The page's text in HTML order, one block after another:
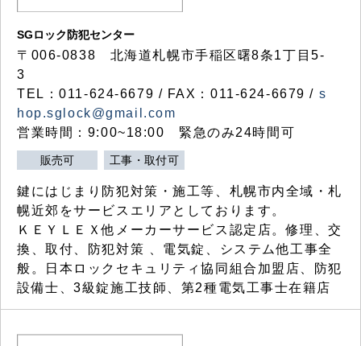
SGロック防犯センター
〒006-0838 北海道札幌市手稲区曙8条1丁目5-
3
TEL：011-624-6679 / FAX：011-624-6679 / s
hop.sglock@gmail.com
営業時間：9:00~18:00 緊急のみ24時間可
販売可 工事・取付可
鍵にはじまり防犯対策・施工等、札幌市内全域・札
幌近郊をサービスエリアとしております。
ＫＥＹＬＥＸ他メーカーサービス認定店。修理、交
換、取付、防犯対策 、電気錠、システム他工事全
般。日本ロックセキュリティ協同組合加盟店、防犯
設備士、3級錠施工技師、第2種電気工事士在籍店